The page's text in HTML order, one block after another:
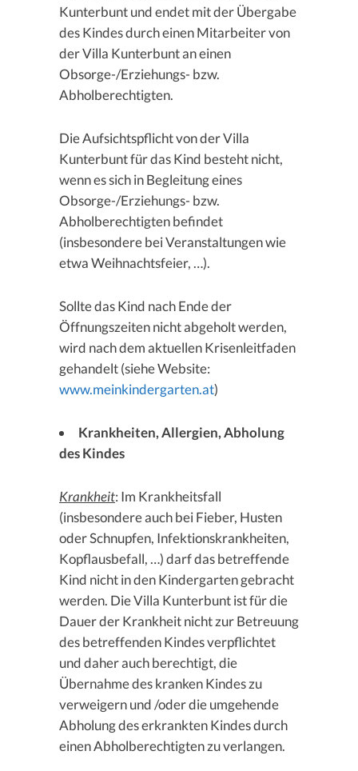
Kunterbunt und endet mit der Übergabe
des Kindes durch einen Mitarbeiter von
der Villa Kunterbunt an einen
Obsorge-/Erziehungs- bzw.
Abholberechtigten.
Die Aufsichtspflicht von der Villa
Kunterbunt für das Kind besteht nicht,
wenn es sich in Begleitung eines
Obsorge-/Erziehungs- bzw.
Abholberechtigten befindet
(insbesondere bei Veranstaltungen wie
etwa Weihnachtsfeier, …).
Sollte das Kind nach Ende der
Öffnungszeiten nicht abgeholt werden,
wird nach dem aktuellen Krisenleitfaden
gehandelt (siehe Website:
www.meinkindergarten.at)
Krankheiten, Allergien, Abholung
des Kindes
Krankheit: Im Krankheitsfall
(insbesondere auch bei Fieber, Husten
oder Schnupfen, Infektionskrankheiten,
Kopflausbefall, …) darf das betreffende
Kind nicht in den Kindergarten gebracht
werden. Die Villa Kunterbunt ist für die
Dauer der Krankheit nicht zur Betreuung
des betreffenden Kindes verpflichtet
und daher auch berechtigt, die
Übernahme des kranken Kindes zu
verweigern und /oder die umgehende
Abholung des erkrankten Kindes durch
einen Abholberechtigten zu verlangen.